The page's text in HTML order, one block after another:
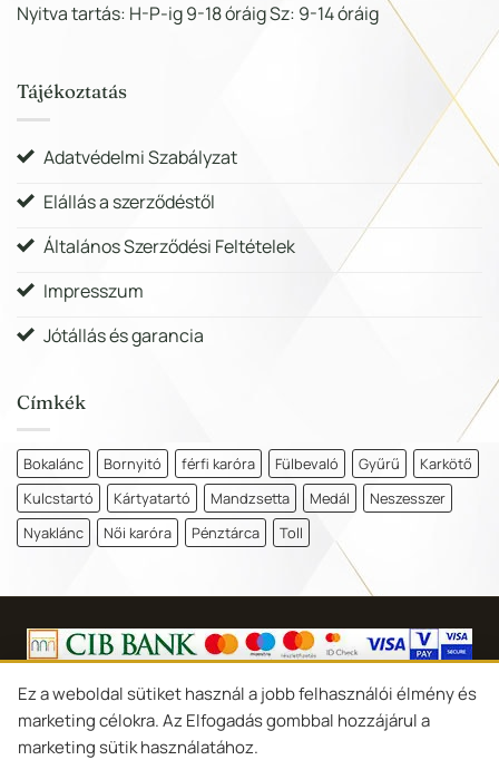
Nyitva tartás: H-P-ig 9-18 óráig Sz: 9-14 óráig
Tájékoztatás
Adatvédelmi Szabályzat
Elállás a szerződéstől
Általános Szerződési Feltételek
Impresszum
Jótállás és garancia
Címkék
Bokalánc Bornyitó férfi karóra Fülbevaló Gyűrű
Karkötő
Kulcstartó
Kártyatartó Mandzsetta Medál
Neszesszer
Nyaklánc
Női karóra Pénztárca Toll
Ez a weboldal sütiket használ a jobb felhasználói élmény és
marketing célokra. Az Elfogadás gombbal hozzájárul a
marketing sütik használatához.
Süti-beállítások